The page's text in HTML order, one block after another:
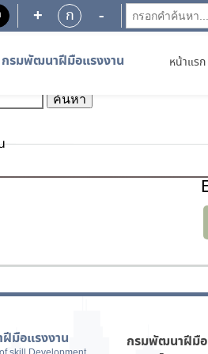
+ ก -
กรมพัฒนาฝีมือแรงงาน หน้าแรก
อแรงงาน
มือแรงงาน กรมพัฒนาฝีมือ